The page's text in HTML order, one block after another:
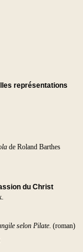
représentations
de Roland Barthes
du Christ
selon Pilate. (roman)